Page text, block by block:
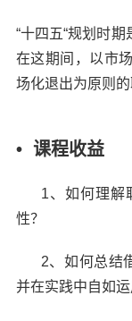
“十四五“规划时
在这期间，以市
场化退出为原则
• 课程收益
1、如何理解
性？
2、如何总结
并在实践中自如运